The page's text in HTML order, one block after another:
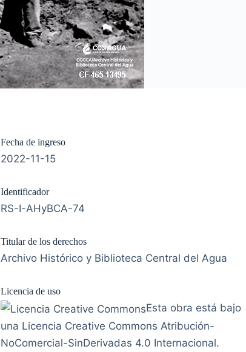
Fecha de ingreso
2022-11-15
Identificador
RS-I-AHyBCA-74
Titular de los derechos
Archivo Histórico y Biblioteca Central del Agua
Licencia de uso
Esta obra está bajo
una Licencia Creative Commons Atribución-
NoComercial-SinDerivadas 4.0 Internacional.